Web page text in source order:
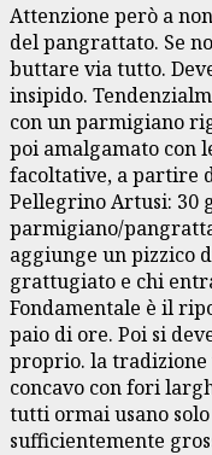
Attenzione però a
del pangrattato. Se
buttare via tutto.
insipido.
con un parmigiano
poi amalgamato con
facoltative, a partire
Pellegrino Artusi: 30
parmigiano/
aggiunge un pizzico
grattugiato e chi
Fondamentale è il
paio di ore. Poi si
proprio. la tradizione
concavo con fori
tutti ormai usano
sufficientemente